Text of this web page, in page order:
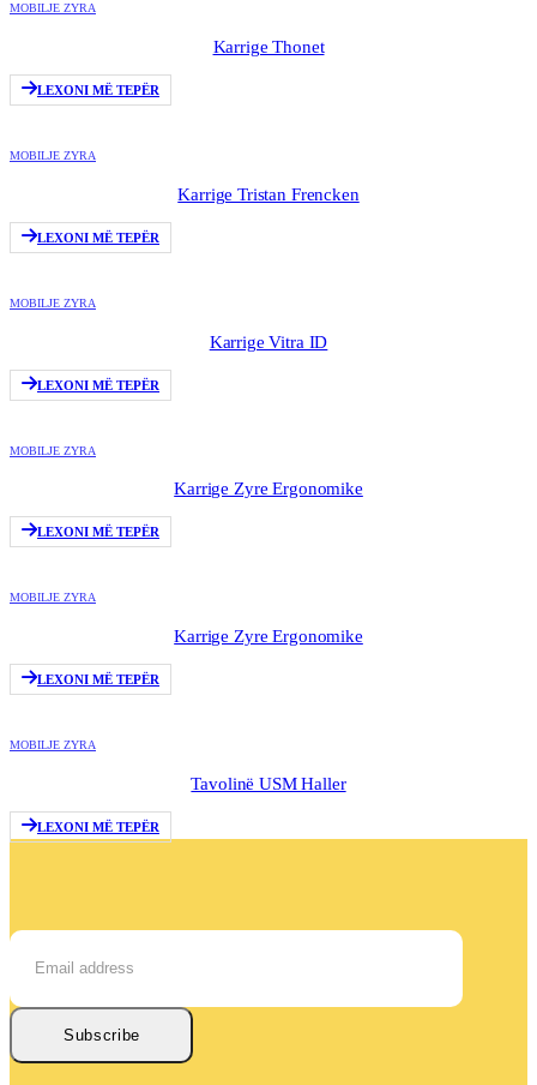
MOBILJE ZYRA
Karrige Thonet
LEXONI MË TEPËR
MOBILJE ZYRA
Karrige Tristan Frencken
LEXONI MË TEPËR
MOBILJE ZYRA
Karrige Vitra ID
LEXONI MË TEPËR
MOBILJE ZYRA
Karrige Zyre Ergonomike
LEXONI MË TEPËR
MOBILJE ZYRA
Karrige Zyre Ergonomike
LEXONI MË TEPËR
MOBILJE ZYRA
Tavolinë USM Haller
LEXONI MË TEPËR
Subscribe